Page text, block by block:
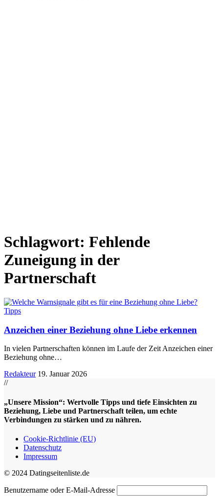
Schlagwort: Fehlende
Zuneigung in der
Partnerschaft
Tipps
Anzeichen einer Beziehung ohne Liebe erkennen
In vielen Partnerschaften können im Laufe der Zeit Anzeichen einer
Beziehung ohne…
Redakteur 19. Januar 2026
//
„Unsere Mission“: Wertvolle Tipps und tiefe Einsichten zu
Beziehung, Liebe und Partnerschaft teilen, um echte
Verbindungen zu stärken und zu nähren.
Cookie-Richtlinie (EU)
Datenschutz
Impressum
© 2024 Datingseitenliste.de
Benutzername oder E-Mail-Adresse